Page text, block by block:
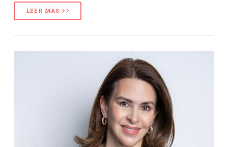
LEER MÁS